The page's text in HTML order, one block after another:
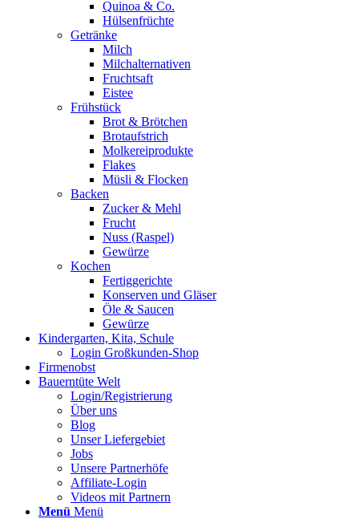
Quinoa & Co.
Hülsenfrüchte
Getränke
Milch
Milchalternativen
Fruchtsaft
Eistee
Frühstück
Brot & Brötchen
Brotaufstrich
Molkereiprodukte
Flakes
Müsli & Flocken
Backen
Zucker & Mehl
Frucht
Nuss (Raspel)
Gewürze
Kochen
Fertiggerichte
Konserven und Gläser
Öle & Saucen
Gewürze
Kindergarten, Kita, Schule
Login Großkunden-Shop
Firmenobst
Bauerntüte Welt
Login/Registrierung
Über uns
Blog
Unser Liefergebiet
Jobs
Unsere Partnerhöfe
Affiliate-Login
Videos mit Partnern
Menü Menü